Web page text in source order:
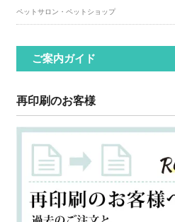
ペットサロン・ペットショップ
ご案内ガイド
再印刷のお客様